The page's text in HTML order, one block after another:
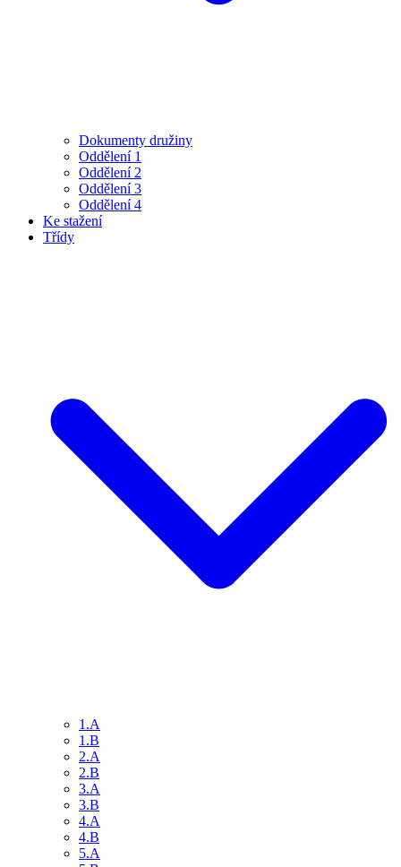
Dokumenty družiny
Oddělení 1
Oddělení 2
Oddělení 3
Oddělení 4
Ke stažení
Třídy
1.A
1.B
2.A
2.B
3.A
3.B
4.A
4.B
5.A